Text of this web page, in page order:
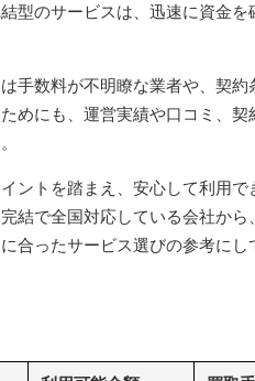
型のサービスは、迅速に資金
手数料が不明瞭な業者や、契
めにも、運営実績や口コミ、
ントを踏まえ、安心して利用
結で全国対応している会社か
合ったサービス選びの参考にし